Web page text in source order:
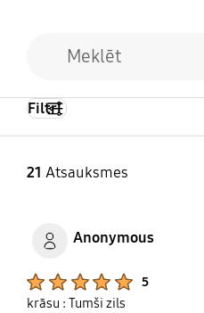
21 Atsauksmes
Filtri
Anonymous
5
krāsu : Tumši zils